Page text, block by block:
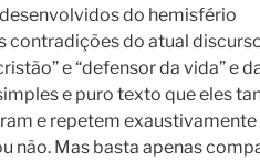
do hemisfério
contradições do atual
e “defensor da vida” e
e puro texto que eles
e repetem exaustivamente
não. Mas basta apenas